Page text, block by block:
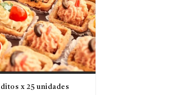
x 25 unidades